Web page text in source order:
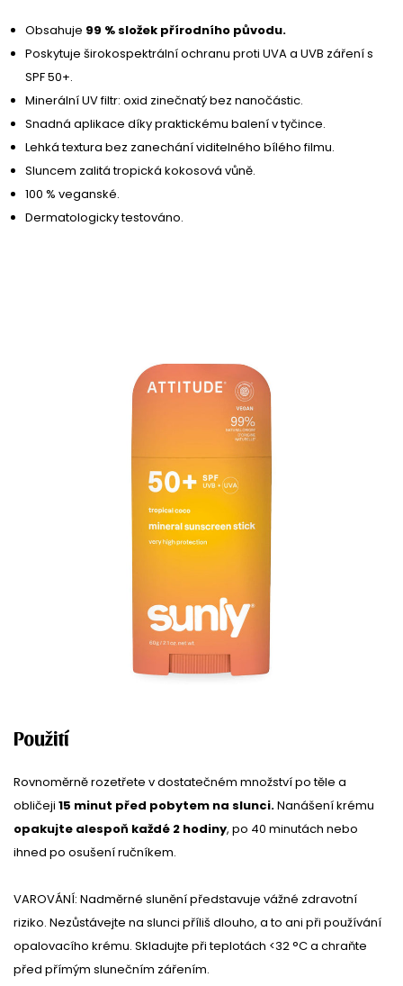
Obsahuje 99 % složek přírodního původu.
Poskytuje širokospektrální ochranu proti UVA a UVB záření s
SPF 50+.
Minerální UV filtr: oxid zinečnatý bez nanočástic.
Snadná aplikace díky praktickému balení v tyčince.
Lehká textura bez zanechání viditelného bílého filmu.
Sluncem zalitá tropická kokosová vůně.
100 % veganské.
Dermatologicky testováno.
Použití
Rovnoměrně rozetřete v dostatečném množství po těle a
obličeji 15 minut před pobytem na slunci.Nanášení krému
opakujte alespoň každé 2 hodiny, po 40 minutách nebo
ihned po osušení ručníkem.
VAROVÁNÍ: Nadměrné slunění představuje vážné zdravotní
riziko. Nezůstávejte na slunci příliš dlouho, a to ani při používání
opalovacího krému. Skladujte při teplotách <32 °C a chraňte
před přímým slunečním zářením.